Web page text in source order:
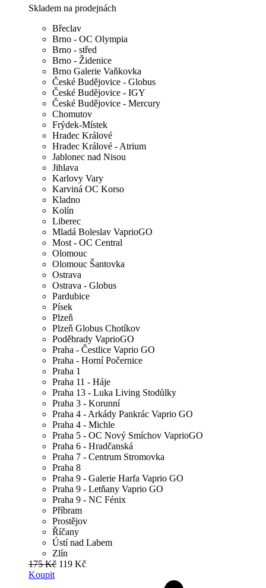
Skladem na prodejnách
Břeclav
Brno - OC Olympia
Brno - střed
Brno - Židenice
Brno Galerie Vaňkovka
České Budějovice - Globus
České Budějovice - IGY
České Budějovice - Mercury
Chomutov
Frýdek-Místek
Hradec Králové
Hradec Králové - Atrium
Jablonec nad Nisou
Jihlava
Karlovy Vary
Karviná OC Korso
Kladno
Kolín
Liberec
Mladá Boleslav VaprioGO
Most - OC Central
Olomouc
Olomouc Šantovka
Ostrava
Ostrava - Globus
Pardubice
Písek
Plzeň
Plzeň Globus Chotíkov
Poděbrady VaprioGO
Praha - Čestlice Vaprio GO
Praha - Horní Počernice
Praha 1
Praha 11 - Háje
Praha 13 - Luka Living Stodůlky
Praha 3 - Korunní
Praha 4 - Arkády Pankrác Vaprio GO
Praha 4 - Michle
Praha 5 - OC Nový Smíchov VaprioGO
Praha 6 - Hradčanská
Praha 7 - Centrum Stromovka
Praha 8
Praha 9 - Galerie Harfa Vaprio GO
Praha 9 - Letňany Vaprio GO
Praha 9 - NC Fénix
Příbram
Prostějov
Říčany
Ústí nad Labem
Zlín
175 Kč 119 Kč
Koupit